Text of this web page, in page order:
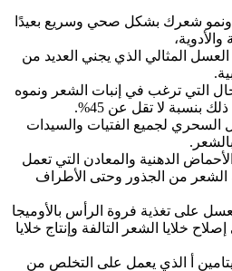
ونمو شعرك بشكل صحي وسريع بعيدًا
المثالي الذي يجني العديد من
التي ترغب في إنبات الشعر ونموه
بنسبة لا تقل عن 45%.
السحري لجميع الفتيات والسيدات
الدهنية والمعادن التي تعمل
من الجذور وحتى الأطراف
على تغذية فروة الرأس بالأوميجا
خلايا الشعر التالفة وإنتاج خلايا
أ الذي يعمل على التخلص من